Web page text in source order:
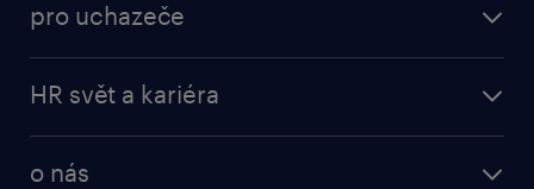
pro uchazeče
HR svět a kariéra
o nás